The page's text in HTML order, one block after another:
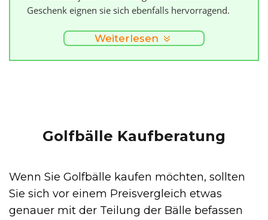
Geschenk eignen sie sich ebenfalls hervorragend.
Weiterlesen
Golfbälle Kaufberatung
Wenn Sie Golfbälle kaufen möchten, sollten
Sie sich vor einem Preisvergleich etwas
genauer mit der Teilung der Bälle befassen